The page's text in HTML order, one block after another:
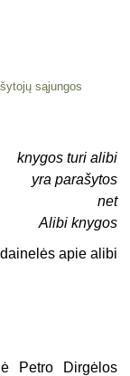
sąjungos
knygos turi alibi
yra parašytos
net
Alibi knygos
apie alibi
Petro Dirgėlos